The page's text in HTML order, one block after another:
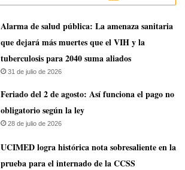
​Alarma de salud pública: La amenaza sanitaria
que dejará más muertes que el VIH y la
tuberculosis para 2040 suma aliados
31 de julio de 2026
Feriado del 2 de agosto: Así funciona el pago no
obligatorio según la ley
28 de julio de 2026
UCIMED logra histórica nota sobresaliente en la
prueba para el internado de la CCSS